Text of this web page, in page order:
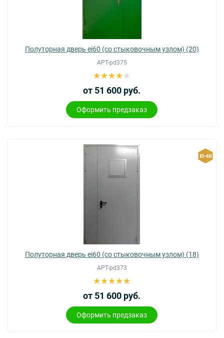
Полуторная дверь ei60 (со стыковочным узлом) (20)
АРТ-pd375
от 51 600 руб.
Оформить предзаказ
Полуторная дверь ei60 (со стыковочным узлом) (18)
АРТ-pd373
от 51 600 руб.
Оформить предзаказ